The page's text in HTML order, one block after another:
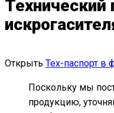
Технический
Открыть Тех-паспорт в
Поскольку мы
продукцию,